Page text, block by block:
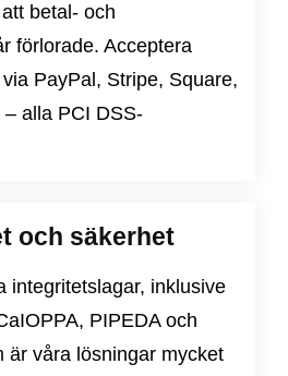
betal- och
förlorade. Acceptera
PayPal, Stripe, Square,
alla PCI DSS-
och säkerhet
integritetslagar, inklusive
, PIPEDAoch
är våra lösningar mycket